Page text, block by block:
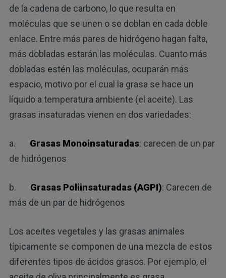
de la cadena de carbono, lo que resulta en
moléculas que se unen o se doblan en cada doble
enlace. Entre más pares de hidrógeno hagan falta,
más dobladas estarán las moléculas. Cuanto más
dobladas estén las moléculas, ocuparán más
espacio, motivo por el cual la grasa se hace un
líquido a temperatura ambiente (el aceite). Las
grasas insaturadas vienen en dos variedades:
a. Grasas Monoinsaturadas: carecen de un par
de hidrógenos
b. Grasas Poliinsaturadas (AGPI): Carecen de
más de un par de hidrógenos
Los aceites vegetales y las grasas animales
típicamente se componen de una mezcla de estos
diferentes tipos de ácidos grasos. Por ejemplo, el